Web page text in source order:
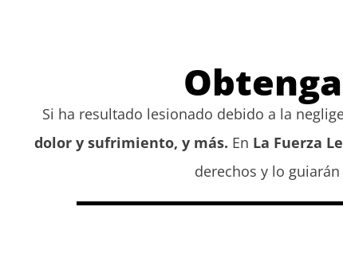
Si ha resultado lesionado debido a la
dolor y sufrimiento, y más. En La Fuerza
derechos y lo